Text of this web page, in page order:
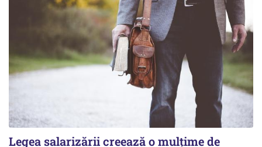
Legea salarizării creează o mulțime de